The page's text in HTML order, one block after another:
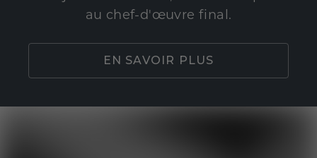
au chef-d'œuvre final.
EN SAVOIR PLUS